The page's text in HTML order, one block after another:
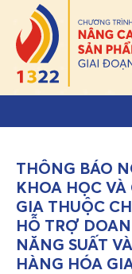
Skip to content
THÔNG BÁO
KHOA HỌC
GIA THUỘC
HỖ TRỢ
NĂNG SUẤT
HÀNG HÓA